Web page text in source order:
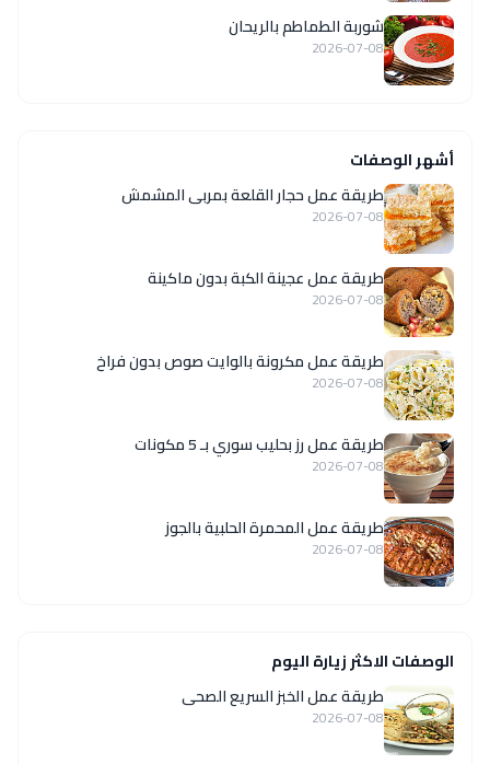
شوربة الطماطم بالريحان
2026-07-08
أشهر الوصفات
طريقة عمل حجار القلعة بمربى المشمش
2026-07-08
طريقة عمل عجينة الكبة بدون ماكينة
2026-07-08
طريقة عمل مكرونة بالوايت صوص بدون فراخ
2026-07-08
طريقة عمل رز بحليب سوري بـ 5 مكونات
2026-07-08
طريقة عمل المحمرة الحلبية بالجوز
2026-07-08
الوصفات الاكثر زيارة اليوم
طريقة عمل الخبز السريع الصحى
2026-07-08